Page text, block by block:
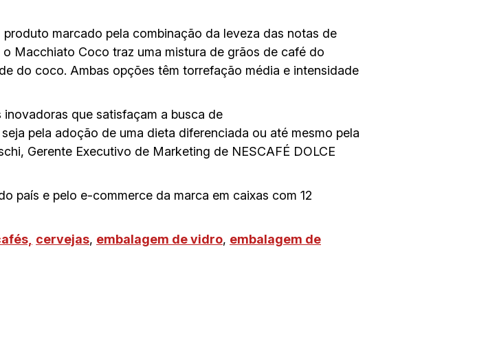
marcado pela combinação da leveza das notas de
Macchiato Coco traz uma mistura de grãos de café do
do coco. Ambas opções têm torrefação média e intensidade
que satisfaçam a busca de
pela adoção de uma dieta diferenciada ou até mesmo pela
Gerente Executivo de Marketing de NESCAFÉ DOLCE
país e pelo e-commerce da marca em caixas com 12
cervejas, embalagem de vidro, embalagem de